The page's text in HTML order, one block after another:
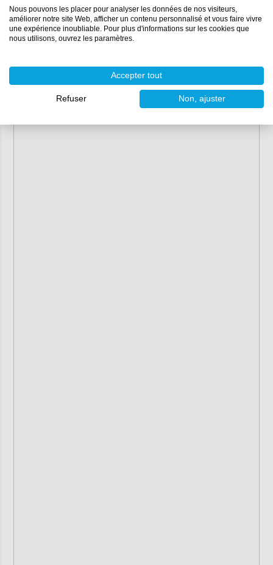
Nous pouvons les placer pour analyser les données de nos visiteurs,
améliorer notre site Web, afficher un contenu personnalisé et vous faire vivre
une expérience inoubliable. Pour plus d'informations sur les cookies que
nous utilisons, ouvrez les paramètres.
Accepter tout
Refuser Non, ajuster